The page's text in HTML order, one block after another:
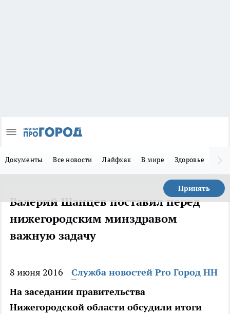
Документы Все новости Лайфхак В мире Здоровье
Принять
Валерий Шанцев поставил перед
нижегородским минздравом
важную задачу
8 июня 2016
Служба новостей Pro Город НН
На заседании правительства
Нижегородской области обсудили итоги